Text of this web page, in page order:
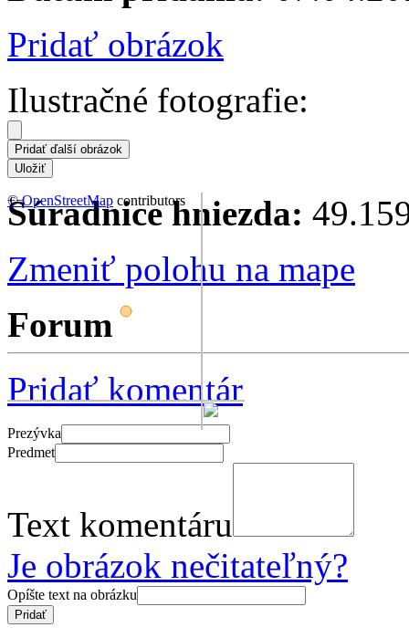
Pridať obrázok
Ilustračné fotografie:
+−
©OpenStreetMap contributors
Súradnice hniezda:
Zmeniť polohu na mape
Forum
Pridať komentár
Prezývka
Predmet
Text komentáru
Je obrázok nečitateľný?
Opíšte text na obrázku